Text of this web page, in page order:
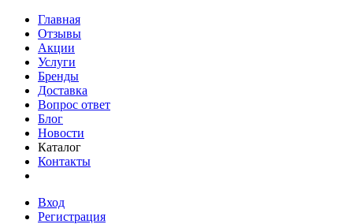
Главная
Отзывы
Акции
Услуги
Бренды
Доставка
Вопрос ответ
Блог
Новости
Каталог
Контакты
Вход
Регистрация